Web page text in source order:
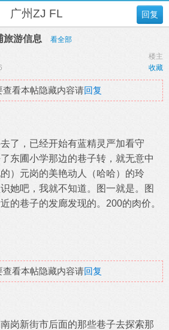
回复
广州ZJ FL
旅游信息
看全部
楼主
收藏
看本帖隐藏内容请回复
了，已经开始有蓝精灵严加看守
东圃小学那边的巷子转，就无意中
）元岗的美艳动人（哈哈）的玲
她吧，我就不知道。图一就是。图
的巷子的发廊发现的。200的肉价。
看本帖隐藏内容请回复
岗新街市后面的那些巷子去探索那